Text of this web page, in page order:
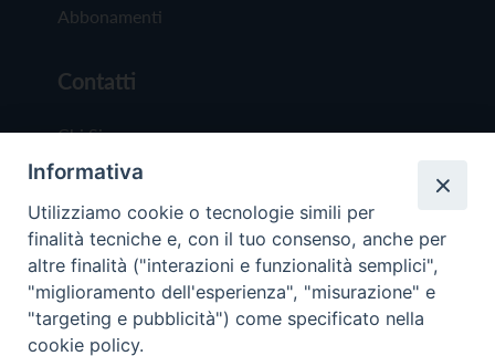
Abbonamenti
Contatti
Chi Siamo
Redazione
Scrivici
Informativa
Utilizziamo cookie o tecnologie simili per
finalità tecniche e, con il tuo consenso, anche per
altre finalità ("interazioni e funzionalità semplici",
"miglioramento dell'esperienza", "misurazione" e
"targeting e pubblicità") come specificato nella
cookie policy.